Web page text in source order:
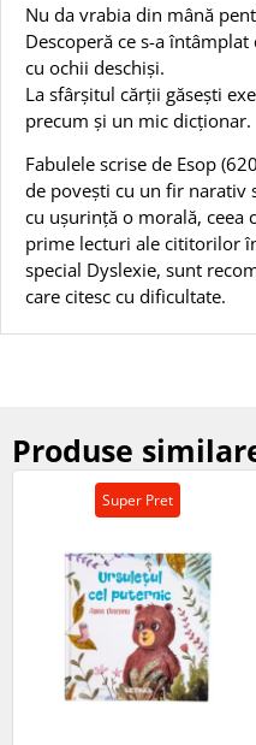
Nu da vrabia din mână
Descoperă ce s-a
cu ochii deschiși.
La sfârșitul cărții găsești
precum și un mic dicționar.
Fabulele scrise de Esop
de povești cu un fir narativ
cu ușurință o morală, ceea
prime lecturi ale cititorilor
special Dyslexie, sunt
care citesc cu dificultate.
Produse
Super Pret